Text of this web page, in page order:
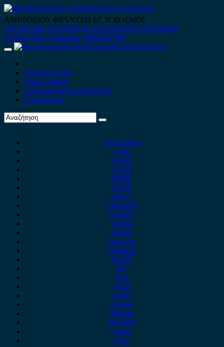
Skip
to
content
ΑΜΒΡΟΣΙΟΥ ΦΡΑΝΤΖΗ 67, Ν.ΚΟΣΜΟΣ
210 9012444 210 9239148 210 9238158 210 9026839
Κινητό-Viber-whatsapp : 6980507900
Primary
Αρχική Σελίδα
Ποιοί είμαστε
Ανταλλακτικά Αυτοκινήτων
Επικοινωνία
Alfa Romeo
Audi
Austin
Acura
BMW
BYD
Chery
Chevrolet
Citroen
Cupra
Dacia
Daewoo
Daihatsu
Dodge
DS
Fiat
Ford
Geely
Gonow
Honda
Hyundai
Isuzu
iveco